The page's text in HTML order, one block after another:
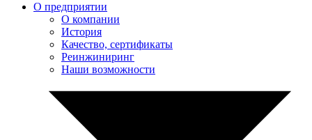
О предприятии
О компании
История
Качество, сертификаты
Реинжиниринг
Наши возможности